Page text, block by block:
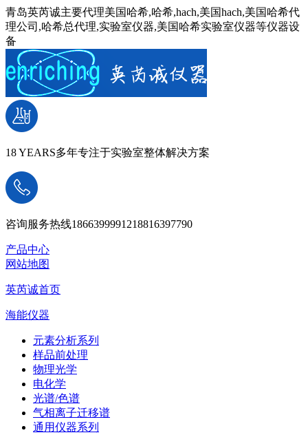
青岛英芮诚主要代理美国哈希,哈希,hach,美国hach,美国哈希代
理公司,哈希总代理,实验室仪器,美国哈希实验室仪器等仪器设
备
18 YEARS多年专注于实验室整体解决方案
咨询服务热线1866399991218816397790
产品中心
网站地图
英芮诚首页
海能仪器
元素分析系列
样品前处理
物理光学
电化学
光谱/色谱
气相离子迁移谱
通用仪器系列